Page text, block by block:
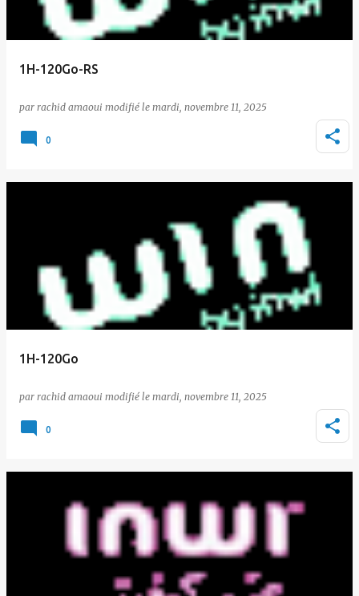
1H-120Go-RS
par rachid amaoui le mardi, novembre 11, 2025
0
1H-120Go
par rachid amaoui le mardi, novembre 11, 2025
0